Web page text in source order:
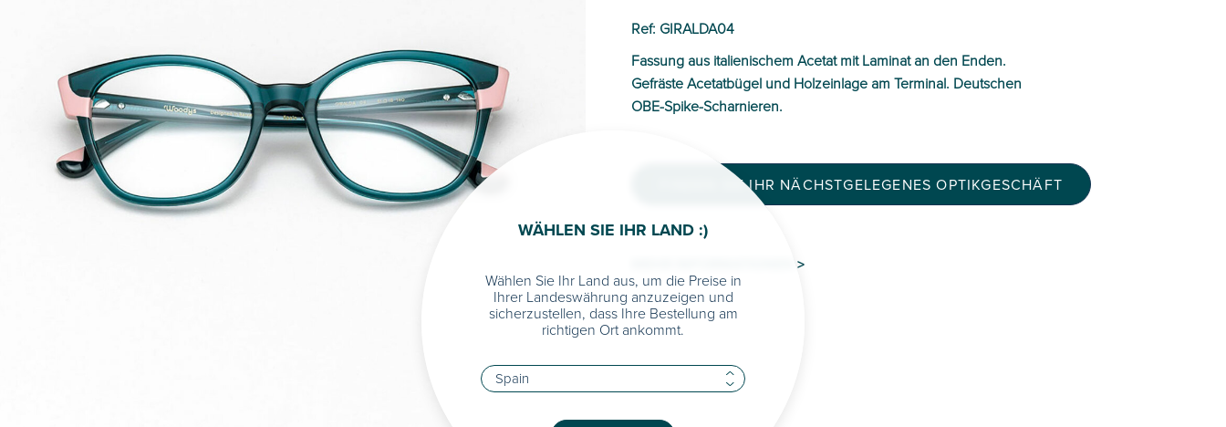
Ref: GIRALDA04
Fassung aus italienischem Acetat mit Laminat an den Enden.
Gefräste Acetatbügel und Holzeinlage am Terminal. Deutschen
OBE-Spike-Scharnieren.
FINDEN SIE IHR NÄCHSTGELEGENES OPTIKGESCHÄFT
MEHR INFORMATIONEN >
WÄHLEN SIE IHR LAND :)
Wählen Sie Ihr Land aus, um die Preise in
Ihrer Landeswährung anzuzeigen und
sicherzustellen, dass Ihre Bestellung am
richtigen Ort ankommt.